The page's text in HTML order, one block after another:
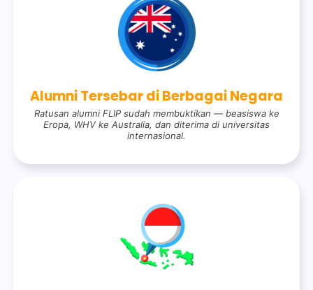
Alumni Tersebar di Berbagai Negara
Ratusan alumni FLIP sudah membuktikan — beasiswa ke
Eropa, WHV ke Australia, dan diterima di universitas
internasional.